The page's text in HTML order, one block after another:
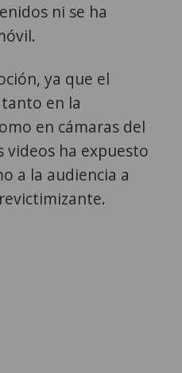
ni se ha
ya que el
en la
en cámaras del
videos ha expuesto
a la audiencia a